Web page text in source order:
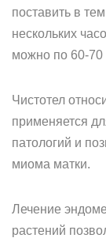
поставить в
нескольких
можно по 60-70
Чистотел
применяется
патологий и
миома матки.
Лечение
растений